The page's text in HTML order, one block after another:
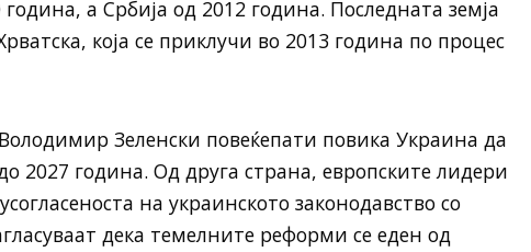
а Србија од 2012 година. Последната земја
која се приклучи во 2013 година по процес
Зеленски повеќепати повика Украина да
2027 година. Од друга страна, европските лидери
на украинското законодавство со
дека темелните реформи се еден од